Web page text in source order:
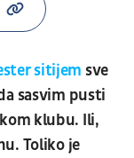
sitijem sve
sasvim pusti
klubu. Ili,
Toliko je